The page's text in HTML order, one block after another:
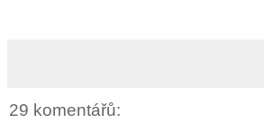
29 komentářů: